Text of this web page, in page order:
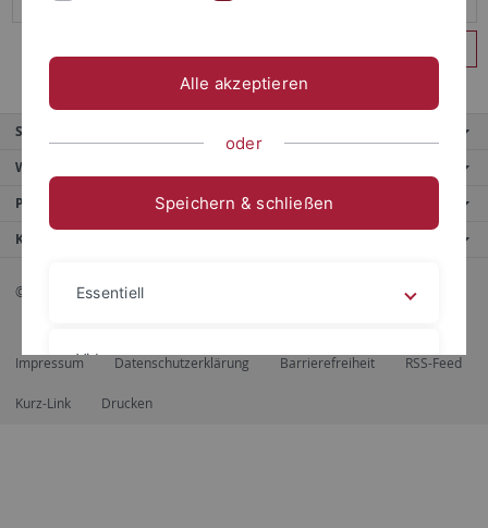
Service
Weitere Angebote
Portale
Kontaktinfo
© 2026 Eberhard Karls Universität Tübingen, Tübingen
Impressum Datenschutzerklärung Barrierefreiheit RSS-Feed
Kurz-Link Drucken
Alle akzeptieren
oder
Speichern & schließen
Essentiell
Videos